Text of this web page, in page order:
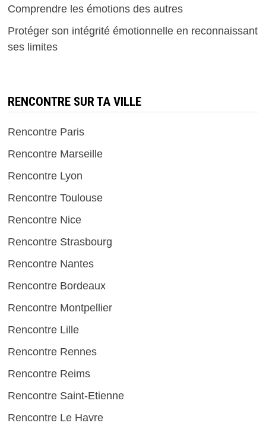
Comprendre les émotions des autres
Protéger son intégrité émotionnelle en reconnaissant
ses limites
RENCONTRE SUR TA VILLE
Rencontre Paris
Rencontre Marseille
Rencontre Lyon
Rencontre Toulouse
Rencontre Nice
Rencontre Strasbourg
Rencontre Nantes
Rencontre Bordeaux
Rencontre Montpellier
Rencontre Lille
Rencontre Rennes
Rencontre Reims
Rencontre Saint-Etienne
Rencontre Le Havre